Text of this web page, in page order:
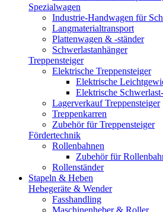
Spezialwagen
Industrie-Handwagen für
Langmaterialtransport
Plattenwagen & -ständer
Schwerlastanhänger
Treppensteiger
Elektrische Treppensteiger
Elektrische
Elektrische
Lagerverkauf Treppensteiger
Treppenkarren
Zubehör für Treppensteiger
Fördertechnik
Rollenbahnen
Zubehör für
Rollenständer
Stapeln & Heben
Hebegeräte & Wender
Fasshandling
Maschinenheber & Roller